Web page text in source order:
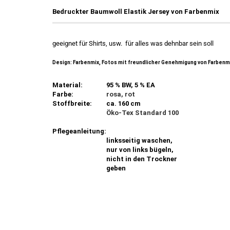
Bedruckter Baumwoll Elastik Jersey von Farbenmix
geeignet für Shirts, usw. für alles was dehnbar sein soll
Design: Farbenmix, Fotos mit freundlicher Genehmigung von
Material:
95 % BW, 5 % EA
Farbe:
rosa, rot
Stoffbreite:
ca. 160 cm
Öko-Tex Standard 100
Pflegeanleitung:
linksseitig waschen,
nur von links bügeln,
nicht in den Trockner
geben